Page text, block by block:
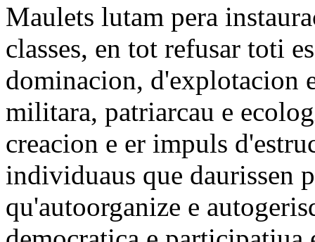
Maulets lutam pera
classes, en tot refusar toti
dominacion, d'explotacion
militara, patriarcau e
creacion e er impuls
individuaus que daurissen
qu'autoorganize e